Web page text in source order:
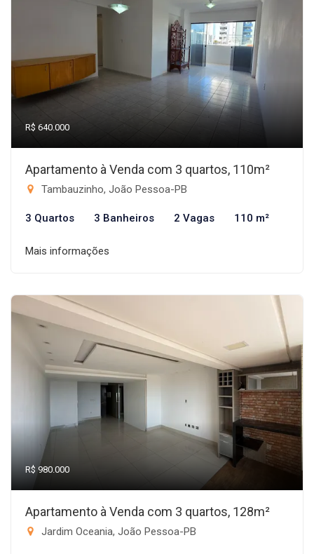
R$ 640.000
Apartamento à Venda com 3 quartos, 110m²
Tambauzinho, João Pessoa-PB
3 Quartos 3 Banheiros 2 Vagas 110 m²
Mais informações
R$ 980.000
Apartamento à Venda com 3 quartos, 128m²
Jardim Oceania, João Pessoa-PB